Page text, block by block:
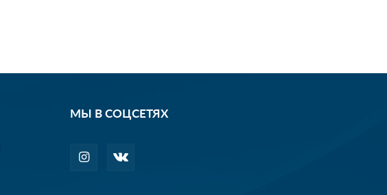
МЫ В СОЦСЕТЯХ